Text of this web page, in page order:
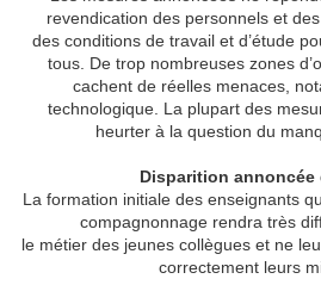
revendication des personnels et
des conditions de travail et d’étude
tous. De trop nombreuses zones
cachent de réelles menaces,
technologique. La plupart des
heurter à la question du
Disparition annoncée
La formation initiale des enseignants
compagnonnage rendra très
le métier des jeunes collègues et ne
correctement leurs